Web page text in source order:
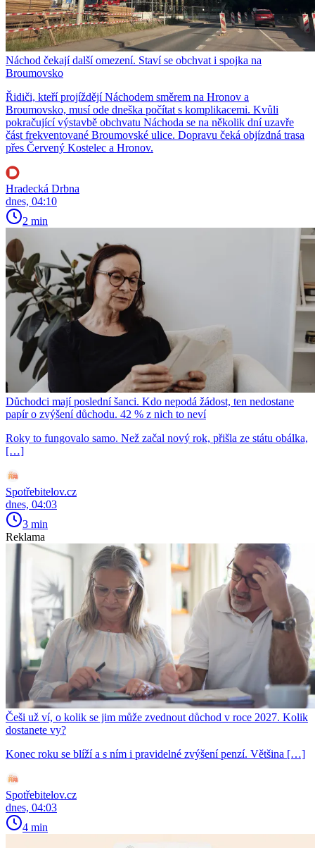
Náchod čekají další omezení. Staví se obchvat i spojka na
Broumovsko
Řidiči, kteří projíždějí Náchodem směrem na Hronov a
Broumovsko, musí ode dneška počítat s komplikacemi. Kvůli
pokračující výstavbě obchvatu Náchoda se na několik dní uzavře
část frekventované Broumovské ulice. Dopravu čeká objízdná trasa
přes Červený Kostelec a Hronov.
Hradecká Drbna
dnes, 04:10
2 min
Důchodci mají poslední šanci. Kdo nepodá žádost, ten nedostane
papír o zvýšení důchodu. 42 % z nich to neví
Roky to fungovalo samo. Než začal nový rok, přišla ze státu obálka,
[…]
Spotřebitelov.cz
dnes, 04:03
3 min
Reklama
Češi už ví, o kolik se jim může zvednout důchod v roce 2027. Kolik
dostanete vy?
Konec roku se blíží a s ním i pravidelné zvýšení penzí. Většina […]
Spotřebitelov.cz
dnes, 04:03
4 min